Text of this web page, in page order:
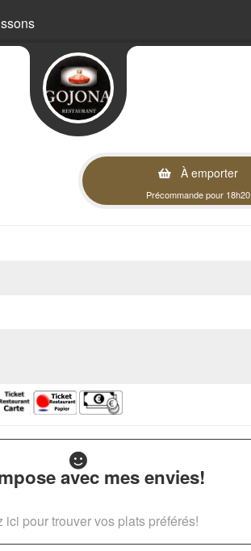
À emporter
Précommande pour 18h20
avec mes envies!
ici pour trouver vos plats préférés!